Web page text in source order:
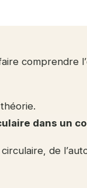
comprendre
dans un
de